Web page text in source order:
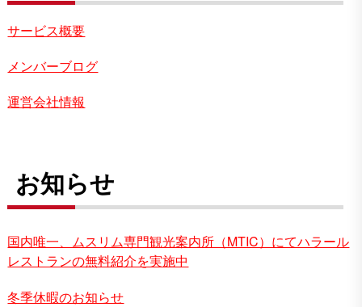
サービス概要
メンバーブログ
運営会社情報
お知らせ
国内唯一、ムスリム専門観光案内所（MTIC）にてハラール
レストランの無料紹介を実施中
冬季休暇のお知らせ